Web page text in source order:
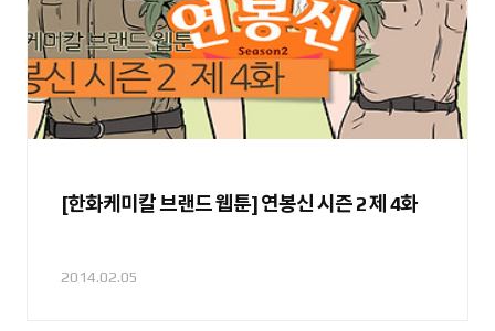
[한화케미칼 브랜드 웹툰] 연봉신 시즌 2 제 4화
2014.02.05